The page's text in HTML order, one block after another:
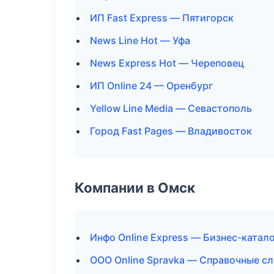
ИП Fast Express — Пятигорск
News Line Hot — Уфа
News Express Hot — Череповец
ИП Online 24 — Оренбург
Yellow Line Media — Севастополь
Город Fast Pages — Владивосток
Компании в Омск
Инфо Online Express — Бизнес-
ООО Online Spravka — Справочные